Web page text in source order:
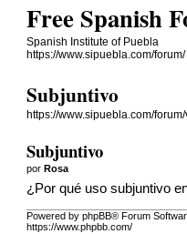
Free Spanish
Spanish Institute of Puebla
https://www.sipuebla.com/forum/
Subjuntivo
https://www.sipuebla.com/
Subjuntivo
porRosa
¿Por qué uso subjuntivo
Powered by phpBB® Forum
https://www.phpbb.com/